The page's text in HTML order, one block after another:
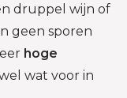
druppel wijn of
geen sporen
hoge
wat voor in